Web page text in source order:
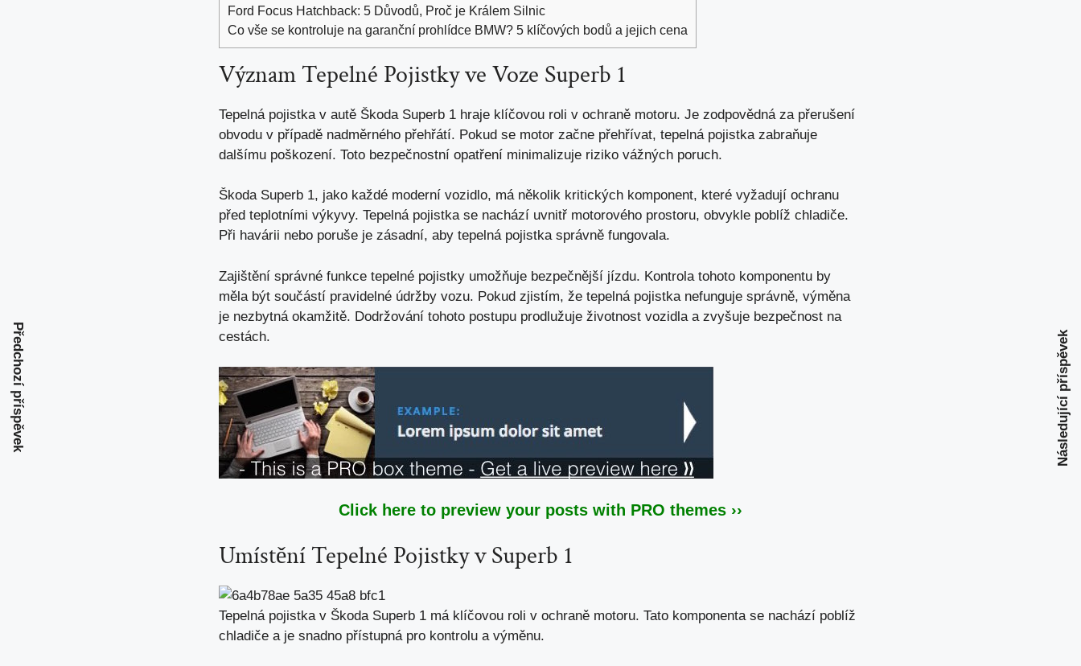
Ford Focus Hatchback: 5 Důvodů, Proč je Králem Silnic
Co vše se kontroluje na garanční prohlídce BMW? 5 klíčových bodů a jejich cena
Význam Tepelné Pojistky ve Voze Superb 1
Tepelná pojistka v autě Škoda Superb 1 hraje klíčovou roli v ochraně motoru. Je zodpovědná za přerušení
obvodu v případě nadměrného přehřátí. Pokud se motor začne přehřívat, tepelná pojistka zabraňuje
dalšímu poškození. Toto bezpečnostní opatření minimalizuje riziko vážných poruch.
Škoda Superb 1, jako každé moderní vozidlo, má několik kritických komponent, které vyžadují ochranu
před teplotními výkyvy. Tepelná pojistka se nachází uvnitř motorového prostoru, obvykle poblíž chladiče.
Při havárii nebo poruše je zásadní, aby tepelná pojistka správně fungovala.
Zajištění správné funkce tepelné pojistky umožňuje bezpečnější jízdu. Kontrola tohoto komponentu by
měla být součástí pravidelné údržby vozu. Pokud zjistím, že tepelná pojistka nefunguje správně, výměna
je nezbytná okamžitě. Dodržování tohoto postupu prodlužuje životnost vozidla a zvyšuje bezpečnost na
cestách.
Click here to preview your posts with PRO themes ››
Umístění Tepelné Pojistky v Superb 1
Tepelná pojistka v Škoda Superb 1 má klíčovou roli v ochraně motoru. Tato komponenta se nachází poblíž
chladiče a je snadno přístupná pro kontrolu a výměnu.
Předchozí příspěvek Následující příspěvek